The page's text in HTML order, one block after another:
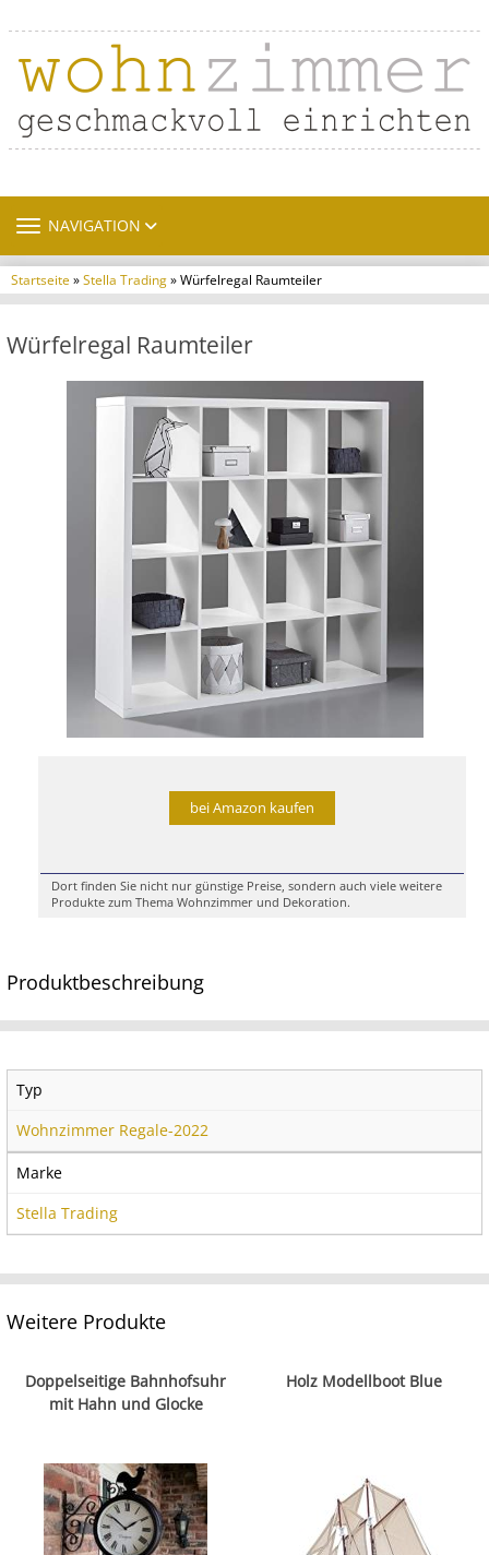
TOGGLE NAVIGATION
NAVIGATION
Startseite»Stella Trading» Würfelregal Raumteiler
Würfelregal Raumteiler
bei Amazon kaufen
Dort finden Sie nicht nur günstige Preise, sondern auch viele weitere
Produkte zum Thema Wohnzimmer und Dekoration.
Produktbeschreibung
Typ
Wohnzimmer Regale-2022
Marke
Stella Trading
Weitere Produkte
Doppelseitige Bahnhofsuhr
mit Hahn und Glocke
Holz Modellboot Blue